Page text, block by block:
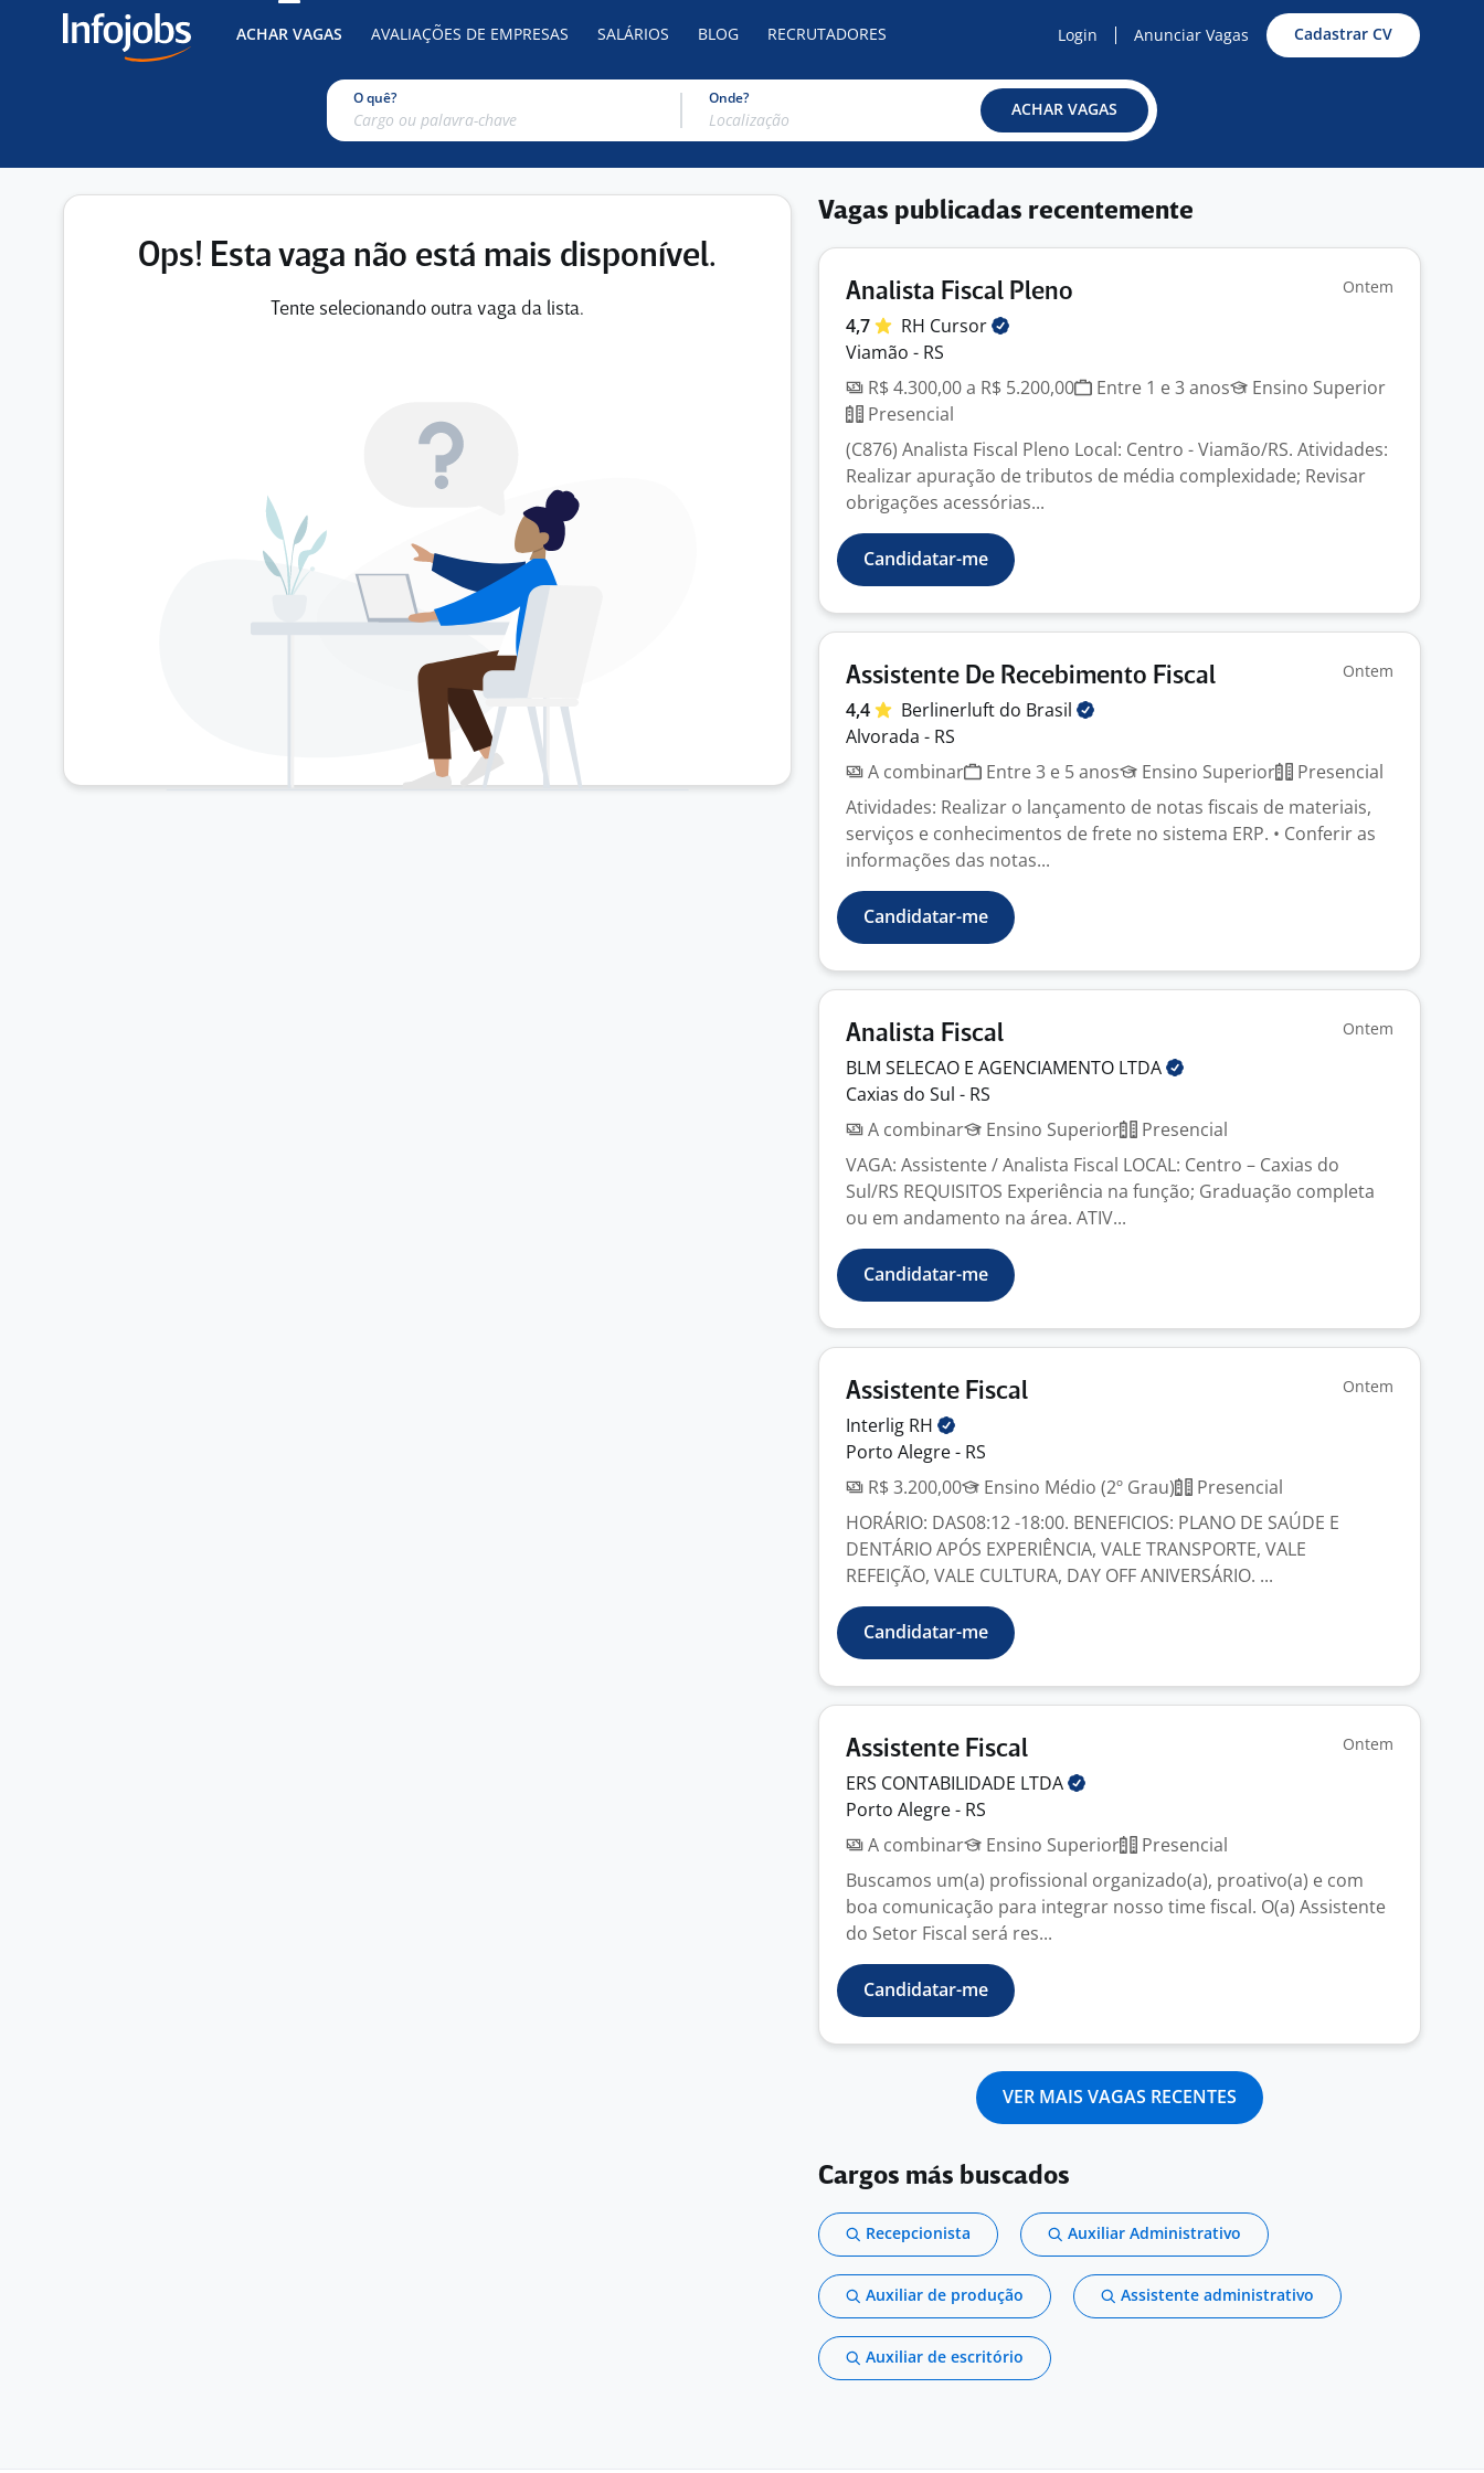
ACHAR VAGAS AVALIAÇÕES DE EMPRESAS SALÁRIOS BLOG RECRUTADORES Login Anunciar Vagas Cadastrar CV
O quê? Onde?
ACHAR VAGAS
Ops! Esta vaga não está mais disponível.
Tente selecionando outra vaga da lista.
Vagas publicadas recentemente
Analista Fiscal Pleno Ontem
4,7 RH Cursor
Viamão - RS
R$ 4.300,00 a R$ 5.200,00
Entre 1 e 3 anos
Ensino Superior
Presencial
(C876) Analista Fiscal Pleno Local: Centro - Viamão/RS. Atividades:
Realizar apuração de tributos de média complexidade; Revisar
obrigações acessórias...
Candidatar-me
Assistente De Recebimento Fiscal Ontem
4,4 Berlinerluft do Brasil
Alvorada - RS
A combinar
Entre 3 e 5 anos Ensino Superior
Presencial
Atividades: Realizar o lançamento de notas fiscais de materiais,
serviços e conhecimentos de frete no sistema ERP. • Conferir as
informações das notas...
Candidatar-me
Analista Fiscal Ontem
BLM SELECAO E AGENCIAMENTO LTDA
Caxias do Sul - RS
A combinar
Ensino Superior
Presencial
VAGA: Assistente / Analista Fiscal LOCAL: Centro – Caxias do
Sul/RS REQUISITOS Experiência na função; Graduação completa
ou em andamento na área. ATIV...
Candidatar-me
Assistente Fiscal Ontem
Interlig RH
Porto Alegre - RS
R$ 3.200,00
Ensino Médio (2º Grau)
Presencial
HORÁRIO: DAS08:12 -18:00. BENEFICIOS: PLANO DE SAÚDE E
DENTÁRIO APÓS EXPERIÊNCIA, VALE TRANSPORTE, VALE
REFEIÇÃO, VALE CULTURA, DAY OFF ANIVERSÁRIO. ...
Candidatar-me
Assistente Fiscal Ontem
ERS CONTABILIDADE LTDA
Porto Alegre - RS
A combinar
Ensino Superior
Presencial
Buscamos um(a) profissional organizado(a), proativo(a) e com
boa comunicação para integrar nosso time fiscal. O(a) Assistente
do Setor Fiscal será res...
Candidatar-me
VER MAIS VAGAS RECENTES
Cargos más buscados
Recepcionista Auxiliar Administrativo
Auxiliar de produção Assistente administrativo
Auxiliar de escritório